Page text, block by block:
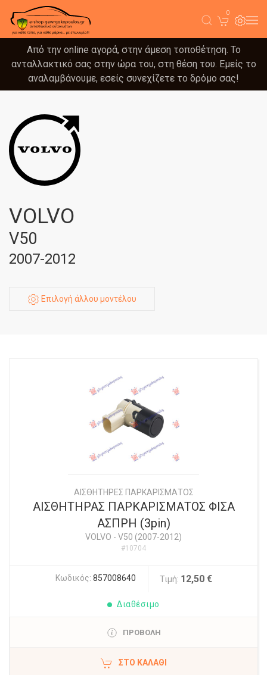
0
Από την online αγορά, στην άμεση τοποθέτηση. Το
ανταλλακτικό σας στην ώρα του, στη θέση του. Εμείς το
αναλαμβάνουμε, εσείς συνεχίζετε το δρόμο σας!
VOLVO
V50
2007-2012
Επιλογή άλλου μοντέλου
ΑΙΣΘΗΤΗΡΕΣ ΠΑΡΚΑΡΙΣΜΑΤΟΣ
ΑΙΣΘΗΤΗΡΑΣ ΠΑΡΚΑΡΙΣΜΑΤΟΣ ΦΙΣΑ
ΑΣΠΡΗ (3pin)
VOLVO - V50 (2007-2012)
#10704
Κωδικός: 857008640 Τιμή: 12,50 €
Διαθέσιμο
ΠΡΟΒΟΛΗ
ΣΤΟ ΚΑΛΆΘΙ